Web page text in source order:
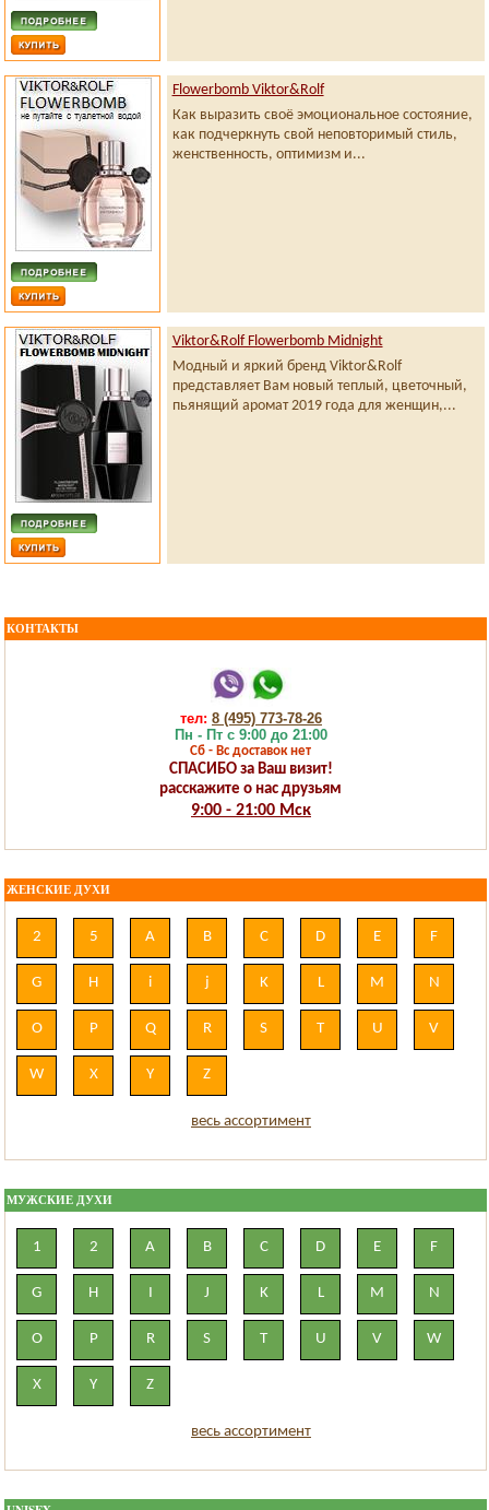
Flowerbomb Viktor&Rolf
Как выразить своё эмоциональное состояние,
как подчеркнуть свой неповторимый стиль,
женственность, оптимизм и...
Viktor&Rolf Flowerbomb Midnight
Модный и яркий бренд Viktor&Rolf
представляет Вам новый теплый, цветочный,
пьянящий аромат 2019 года для женщин,...
КОНТАКТЫ
тел: 8 (495) 773-78-26
Пн - Пт с 9:00 до 21:00
Сб - Вс доставок нет
СПАСИБО за Ваш визит!
расскажите о нас друзьям
9:00 - 21:00 Мск
ЖЕНСКИЕ ДУХИ
2 5 A B C D E F
G H i j K L M N
O P Q R S T U V
W X Y Z
весь ассортимент
МУЖСКИЕ ДУХИ
1 2 A B C D E F
G H I J K L M N
O P R S T U V W
X Y Z
весь ассортимент